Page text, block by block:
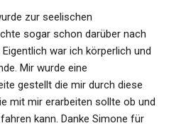
zur seelischen
sogar schon darüber nach
war ich körperlich und
Mir wurde eine
gestellt die mir durch diese
mit mir erarbeiten sollte ob und
kann. Danke Simone für